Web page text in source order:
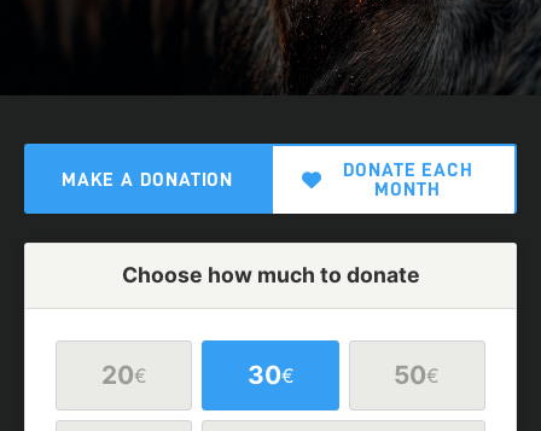
MAKE A DONATION
DONATE EACH
MONTH
Choose how much to donate
20€ 30€ 50€